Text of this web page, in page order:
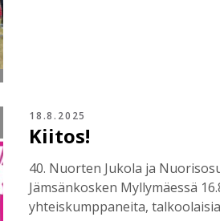
18.8.2025
Kiitos!
40. Nuorten Jukola ja
Jämsänkosken Myllymäessä
yhteiskumppaneita,